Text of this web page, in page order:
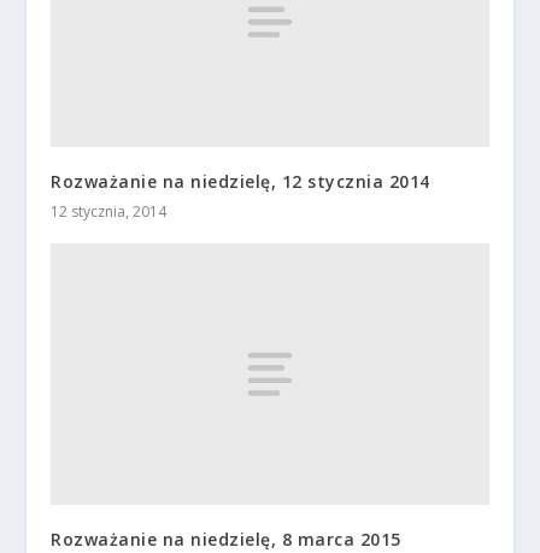
Rozważanie na niedzielę, 12 stycznia 2014
12 stycznia, 2014
Rozważanie na niedzielę, 8 marca 2015